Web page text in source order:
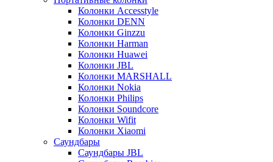
Колонки Accesstyle
Колонки DENN
Колонки Ginzzu
Колонки Harman
Колонки Huawei
Колонки JBL
Колонки MARSHALL
Колонки Nokia
Колонки Philips
Колонки Soundcore
Колонки Wifit
Колонки Xiaomi
Саундбары
Саундбары JBL